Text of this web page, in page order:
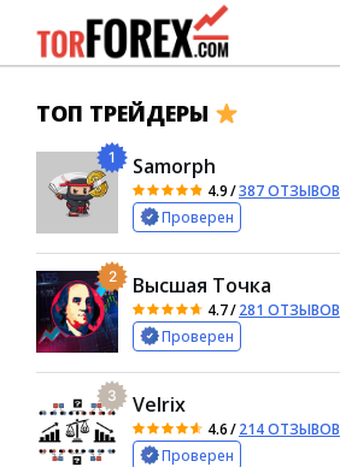
ТОП ТРЕЙДЕРЫ
1 Samorph
4.9/387 ОТЗЫВОВ
Проверен
2 Высшая Точка
4.7/281 ОТЗЫВОВ
Проверен
3 Velrix
4.6/214 ОТЗЫВОВ
Проверен